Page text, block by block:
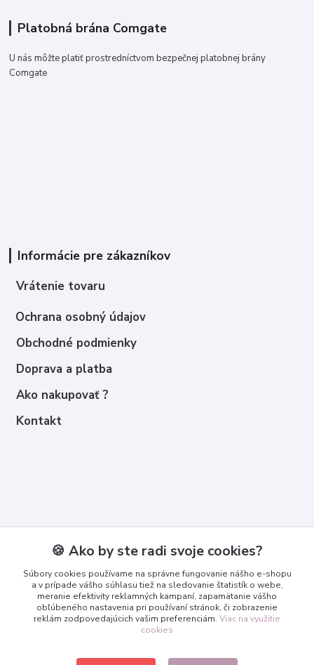
Platobná brána Comgate
U nás môžte platiť prostredníctvom bezpečnej platobnej brány
Comgate
Informácie pre zákazníkov
Vrátenie tovaru
Ochrana osobný údajov
Obchodné podmienky
Doprava a platba
Ako nakupovať ?
Kontakt
+421 950 365 567
info@3dcko.sk
🍪 Ako by ste radi svoje cookies?
Súbory cookies používame na správne fungovanie nášho e-shopu
a v prípade vášho súhlasu tiež na sledovanie štatistík o webe,
meranie efektivity reklamných kampaní, zapamätanie vášho
obľúbeného nastavenia pri používaní stránok, či zobrazenie
reklám zodpovedajúcich vašim preferenciám. Viac na využitie
cookies